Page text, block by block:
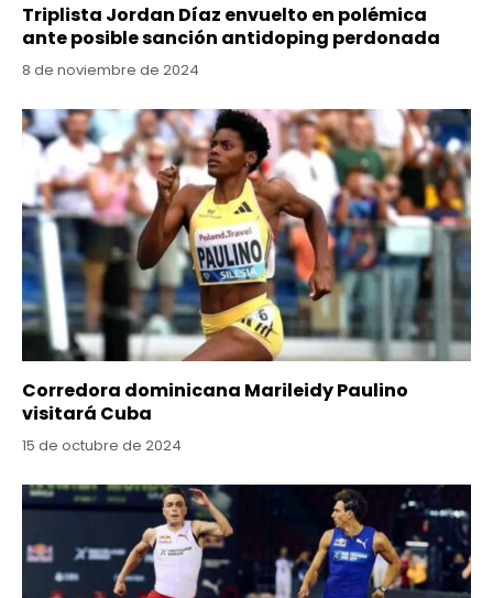
Triplista Jordan Díaz envuelto en polémica
ante posible sanción antidoping perdonada
8 de noviembre de 2024
Corredora dominicana Marileidy Paulino
visitará Cuba
15 de octubre de 2024